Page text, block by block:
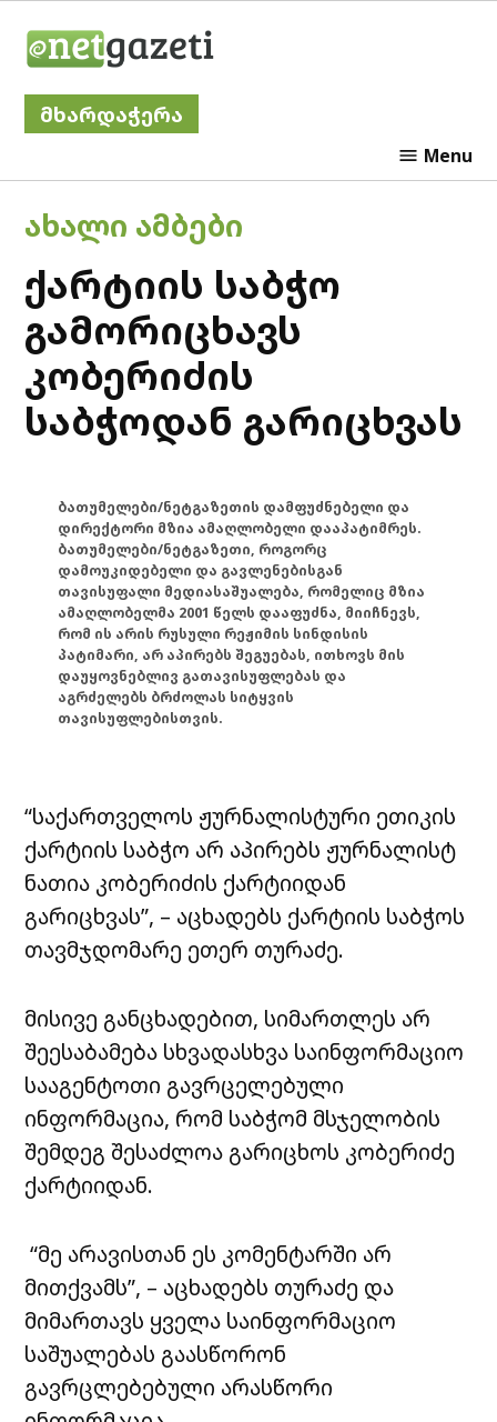
მხარდაჭერა
Menu
POSTED
IN
ᲐᲮᲐᲚᲘ ᲐᲛᲑᲔᲑᲘ
ქარტიის საბჭო
გამორიცხავს
კობერიძის
საბჭოდან გარიცხვას
ბათუმელები/ნეტგაზეთის დამფუძნებელი და
დირექტორი მზია ამაღლობელი დააპატიმრეს.
ბათუმელები/ნეტგაზეთი, როგორც
დამოუკიდებელი და გავლენებისგან
თავისუფალი მედიასაშუალება, რომელიც მზია
ამაღლობელმა 2001 წელს დააფუძნა, მიიჩნევს,
რომ ის არის რუსული რეჟიმის სინდისის
პატიმარი, არ აპირებს შეგუებას, ითხოვს მის
დაუყოვნებლივ გათავისუფლებას და
აგრძელებს ბრძოლას სიტყვის
თავისუფლებისთვის.
“საქართველოს ჟურნალისტური ეთიკის
ქარტიის საბჭო არ აპირებს ჟურნალისტ
ნათია კობერიძის ქარტიიდან
გარიცხვას”, – აცხადებს ქარტიის საბჭოს
თავმჯდომარე ეთერ თურაძე.
მისივე განცხადებით, სიმართლეს არ
შეესაბამება სხვადასხვა საინფორმაციო
სააგენტოთი გავრცელებული
ინფორმაცია, რომ საბჭომ მსჯელობის
შემდეგ შესაძლოა გარიცხოს კობერიძე
ქარტიიდან.
“მე არავისთან ეს კომენტარში არ
მითქვამს”, – აცხადებს თურაძე და
მიმართავს ყველა საინფორმაციო
საშუალებას გაასწორონ
გავრცლებებული არასწორი